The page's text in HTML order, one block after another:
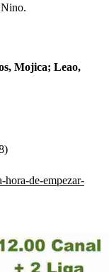
Mojica; Leao,
de-empezar-